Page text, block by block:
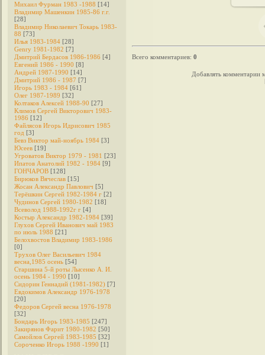
Михаил Фурман 1983 -1988 [14]
Владимир Машенкин 1985-86 г.г.
[28]
Владимир Николаевич Токарь 1983-
88 [73]
Илья 1983-1984 [28]
Genry 1981-1982 [7]
Дмитрий Бердасов 1986-1986 [4]
Евгений 1986 - 1990 [8]
Андрей 1987-1990 [14]
Дмитрий 1986 - 1987 [7]
Игорь 1983 - 1984 [61]
Олег 1987-1989 [32]
Колтаков Алексей 1988-90 [27]
Климов Сергей Викторович 1983-
1986 [12]
Файлясов Игорь Идрисович 1985
год [3]
Бевз Виктор май-ноябрь 1984 [3]
Юсеев [19]
Угроватов Виктор 1979 - 1981 [23]
Ипатов Анатолий 1982 - 1984 [9]
ГОНЧАРОВ [128]
Бирюков Вячеслав [15]
Жосан Александр Павлович [5]
Терёшкин Сергей 1982-1984 г [2]
Чудинов Сергей 1980-1982 [18]
Всеволод 1988-1992г г [4]
Костыр Александр 1982-1984 [39]
Глухов Сергей Иванович май 1983
по июль 1988 [21]
Белохвостов Владимир 1983-1986
[0]
Трухов Олег Васильевич 1984
весна,1985 осень [54]
Старшина 5-й роты Лысенко А. И.
осень 1984 - 1990 [10]
Сидорин Геннадий (1981-1982) [7]
Евдокимов Александр 1976-1978
[20]
Федоров Cергей весна 1976-1978
[32]
Бондарь Игорь 1983-1985 [247]
Закирянов Фарит 1980-1982 [50]
Самойлов Сергей 1983-1985 [32]
Сороченко Игорь 1988 -1990 [1]
Всего комментариев: 0
Добавлять комментарии